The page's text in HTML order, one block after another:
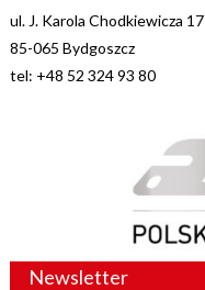
ul. J. Karola Chodkiewicza 17
85-065 Bydgoszcz
tel: +48 52 324 93 80
Newsletter